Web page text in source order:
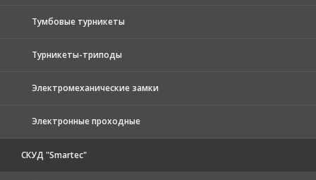
Тумбовые турникеты
Турникеты-триподы
Электромеханические замки
Электронные проходные
СКУД "Smartec"